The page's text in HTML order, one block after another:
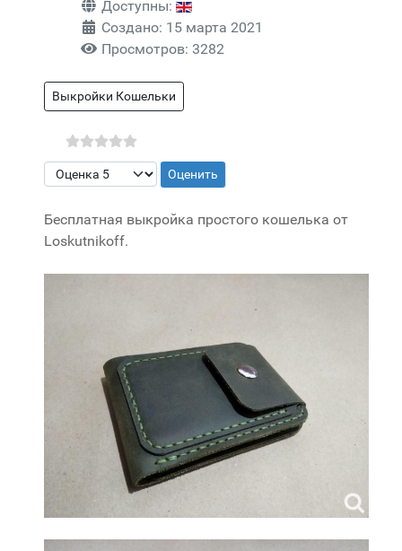
Доступны:
Создано: 15 марта 2021
Просмотров: 3282
Выкройки Кошельки
Пожалуйста, оцените
Бесплатная выкройка простого кошелька от
Loskutnikoff.